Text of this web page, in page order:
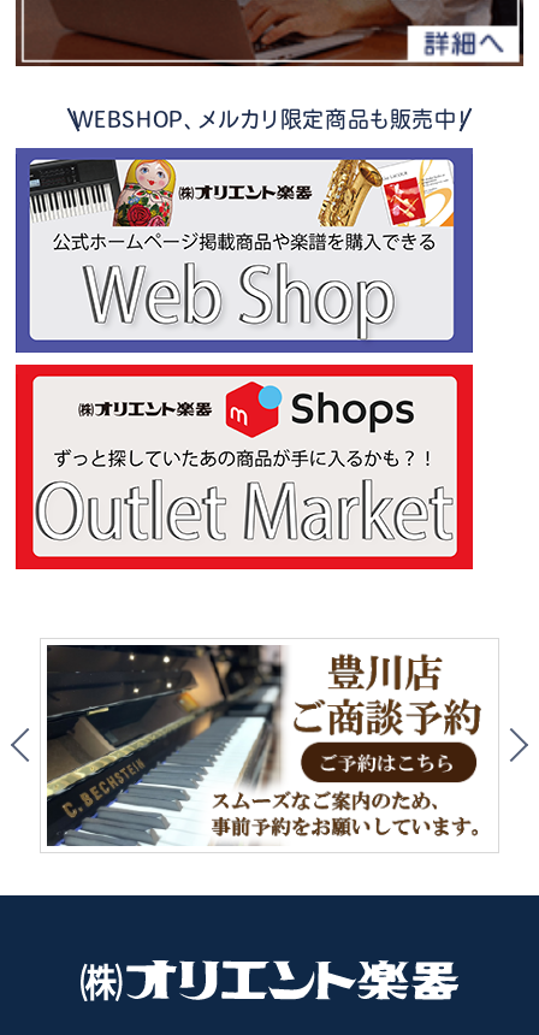
WEBSHOP、メルカリ限定商品も販売中！